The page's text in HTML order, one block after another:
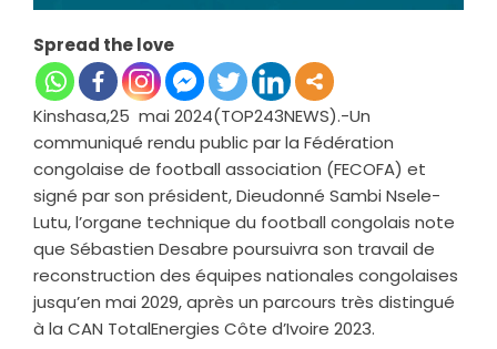
Spread the love
Kinshasa,25 mai 2024(TOP243NEWS).-Un
communiqué rendu public par la Fédération
congolaise de football association (FECOFA) et
signé par son président, Dieudonné Sambi Nsele-
Lutu, l’organe technique du football congolais note
que Sébastien Desabre poursuivra son travail de
reconstruction des équipes nationales congolaises
jusqu’en mai 2029, après un parcours très distingué
à la CAN TotalEnergies Côte d’Ivoire 2023.